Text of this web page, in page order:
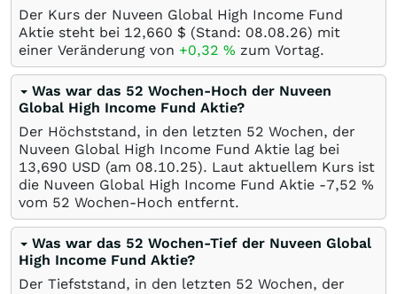
Der Kurs der Nuveen Global High Income Fund
Aktie steht bei 12,660 $ (Stand: 08.08.26) mit
einer Veränderung von +0,32 % zum Vortag.
Was war das 52 Wochen-Hoch der Nuveen
Global High Income Fund Aktie?
Der Höchststand, in den letzten 52 Wochen, der
Nuveen Global High Income Fund Aktie lag bei
13,690 USD (am 08.10.25). Laut aktuellem Kurs ist
die Nuveen Global High Income Fund Aktie -7,52 %
vom 52 Wochen-Hoch entfernt.
Was war das 52 Wochen-Tief der Nuveen Global
High Income Fund Aktie?
Der Tiefststand, in den letzten 52 Wochen, der